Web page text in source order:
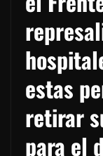
estas
retirar
para el